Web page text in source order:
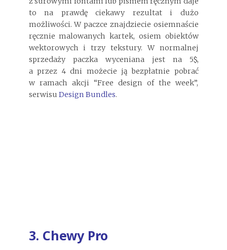
to na prawdę ciekawy rezultat i dużo
możliwości. W paczce znajdziecie osiemnaście
ręcznie malowanych kartek, osiem obiektów
wektorowych i trzy tekstury. W normalnej
sprzedaży paczka wyceniana jest na 5$,
a przez 4 dni możecie ją bezpłatnie pobrać
w ramach akcji “Free design of the week”,
serwisu Design Bundles.
3. Chewy Pro